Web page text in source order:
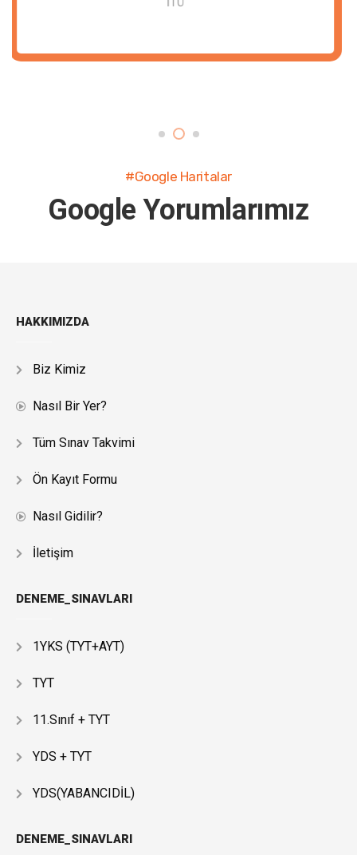
İTÜ
#Google Haritalar
Google Yorumlarımız
HAKKIMIZDA
Biz Kimiz
Nasıl Bir Yer?
Tüm Sınav Takvimi
Ön Kayıt Formu
Nasıl Gidilir?
İletişim
DENEME_SINAVLARI
1YKS (TYT+AYT)
TYT
11.Sınıf + TYT
YDS + TYT
YDS(YABANCIDİL)
DENEME_SINAVLARI